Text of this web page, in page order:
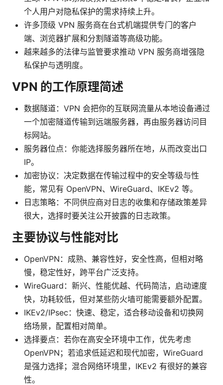
个人用户对隐私保护的需求持续上升。
许多顶级 VPN 服务商在台式机端提供专门的客户
端、浏览器扩展和分割隧道等高级功能。
越来越多的法律与监管要求推动 VPN 服务商增强隐
私保护与透明度。
VPN 的工作原理简述
数据隧道：VPN 会把你的互联网流量从本地设备通过
一个加密隧道传输到远端服务器，再由服务器访问目
标网站。
服务器位点：你能选择服务器所在地，从而改变出口
IP。
加密协议：决定数据在传输过程中的安全等级与性
能，常见有 OpenVPN、WireGuard、IKEv2 等。
日志策略：不同供应商对日志的收集和存储政策差异
很大，选择时要关注公开披露的日志政策。
主要协议与性能对比
OpenVPN：成熟、兼容性好，安全性高，但相对略
慢，稳定性好，跨平台广泛支持。
WireGuard：新兴、性能优越、代码简洁，启动速度
快，功耗较低，但对某些防火墙可能需要额外配置。
IKEv2/IPsec：快速、稳定，适合移动设备和切换网
络场景，配置相对简单。
选择要点：若你在高安全环境中工作，优先考虑
OpenVPN；若追求低延迟和现代加密，WireGuard
是强力选择；混合网络环境里，IKEv2 有很好的兼容
性。